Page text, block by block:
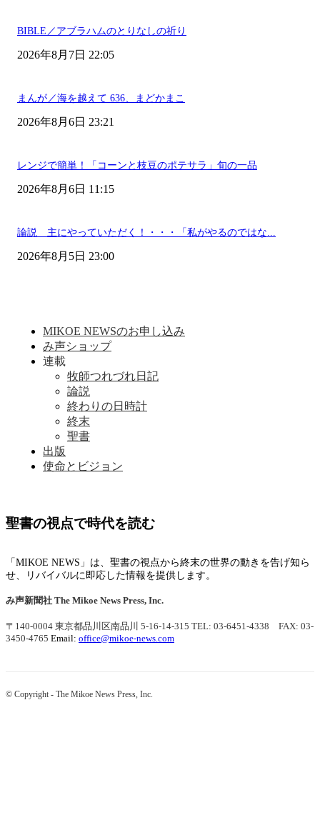
BIBLE／アブラハムのとりなしの祈り
2026年8月7日 22:05
まんが／海を越えて 636、まどかまこ
2026年8月6日 23:21
レンジで簡単！「コーンと枝豆のポテサラ」旬の一品
2026年8月6日 11:15
論説 主にやっていただく！・・・「私がやるのではな...
2026年8月5日 23:00
MIKOE NEWSのお申し込み
み声ショップ
連載
牧師つれづれ日記
論説
終わりの日時計
終末
聖書
出版
使命とビジョン
聖書の視点で時代を読む
「MIKOE NEWS」は、聖書の視点から終末の世界の動きを告げ知ら
せ、リバイバルに即応した情報を提供します。
み声新聞社 The Mikoe News Press, Inc.
〒140-0004 東京都品川区南品川 5-16-14-315 TEL: 03-6451-4338 FAX: 03-
3450-4765 Email: office@mikoe-news.com
© Copyright - The Mikoe News Press, Inc.